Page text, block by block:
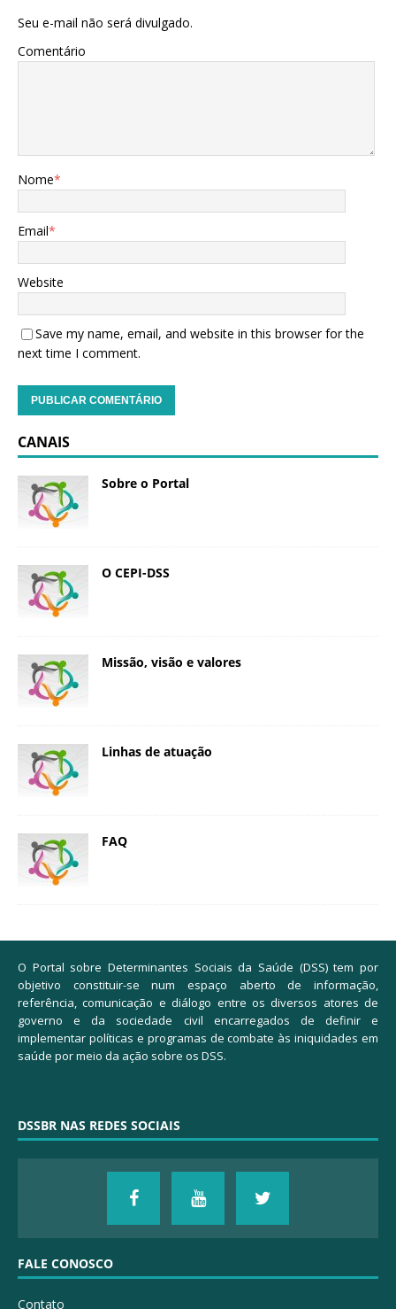
Seu e-mail não será divulgado.
Comentário
Nome*
Email*
Website
Save my name, email, and website in this browser for the
next time I comment.
CANAIS
Sobre o Portal
O CEPI-DSS
Missão, visão e valores
Linhas de atuação
FAQ
O Portal sobre Determinantes Sociais da Saúde (DSS) tem por
objetivo constituir-se num espaço aberto de informação,
referência, comunicação e diálogo entre os diversos atores de
governo e da sociedade civil encarregados de definir e
implementar políticas e programas de combate às iniquidades em
saúde por meio da ação sobre os DSS.
DSSBR NAS REDES SOCIAIS
FALE CONOSCO
Contato